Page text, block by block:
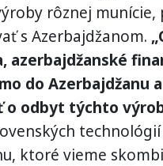
rôznej
s Azerbajdžanom.
azerbajdžanské
do Azerbajdžanu
o odbyt týchto
ktoré vieme